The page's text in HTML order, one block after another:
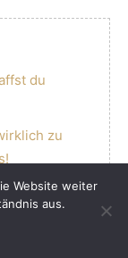
du
zu
Website weiter
aus.